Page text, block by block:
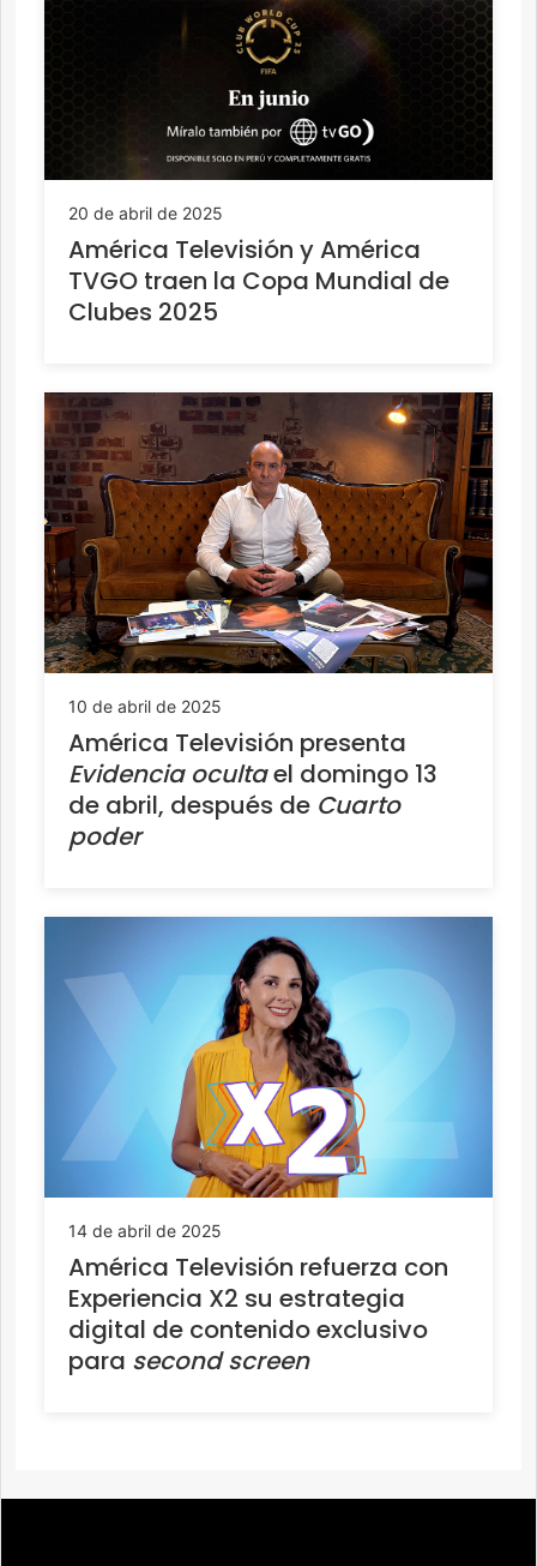
20 de abril de 2025
América Televisión y América
TVGO traen la Copa Mundial de
Clubes 2025
10 de abril de 2025
América Televisión presenta
Evidencia ocultael domingo 13
de abril, después de Cuarto
poder
14 de abril de 2025
América Televisión refuerza con
Experiencia X2 su estrategia
digital de contenido exclusivo
para second screen